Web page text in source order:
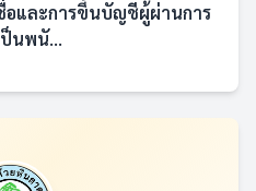
อและการขึ้นบัญชีผู้ผ่านการ
ป็นพนั...